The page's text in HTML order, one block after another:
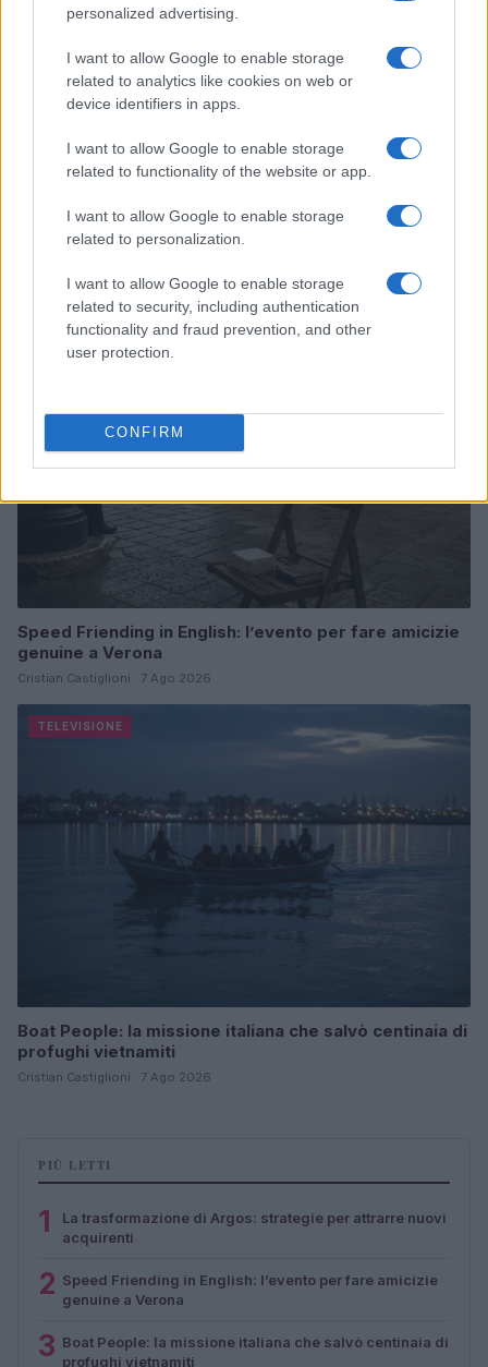
personalized advertising.
I want to allow Google to enable storage
related to analytics like cookies on web or
device identifiers in apps.
I want to allow Google to enable storage
related to functionality of the website or app.
I want to allow Google to enable storage
related to personalization.
I want to allow Google to enable storage
related to security, including authentication
functionality and fraud prevention, and other
user protection.
CONFIRM
La trasformazione di Argos: strategie per attrarre
nuovi acquirenti
Camilla Fiore · 7 Ago 2026
TELEVISIONE
Speed Friending in English: l’evento per fare amicizie
genuine a Verona
Cristian Castiglioni · 7 Ago 2026
TELEVISIONE
Boat People: la missione italiana che salvò centinaia di
profughi vietnamiti
Cristian Castiglioni · 7 Ago 2026
PIÙ LETTI
1
La trasformazione di Argos: strategie per attrarre nuovi
acquirenti
2 Speed Friending in English: l’evento per fare amicizie
genuine a Verona
3 Boat People: la missione italiana che salvò centinaia di
profughi vietnamiti